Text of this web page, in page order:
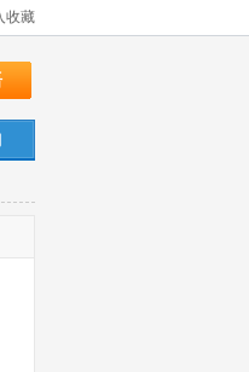
收藏